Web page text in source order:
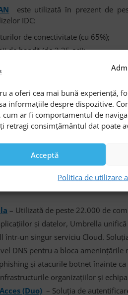
a oferi cea mai bună experiență,
informațiile despre dispozitive.
cum ar fi comportamentul de
retragi consimțământul dat poate
Acceptă
Politica de utilizare
este utilizată în prezent de
IDC:
de conectivitate (cu 65%);
de bandă (de 2,25 ori);
aplicațiilor (cu 45%);
operaționale cu managementul
de downtime neplanificat (cu
despre beneficiile soluției Cisco
studiul IDC.
în arhitectura
propriu Cisco este dat de
cerințele arhitecturilor de
– Utilizată de peste 22.000 de
și datelor, Umbrella unifică
într-un singur serviciu Cloud.
DNS pentru a bloca amenințările
și atacurile botnet înainte ca
organizațiilor și
(Duo) – Soluția de